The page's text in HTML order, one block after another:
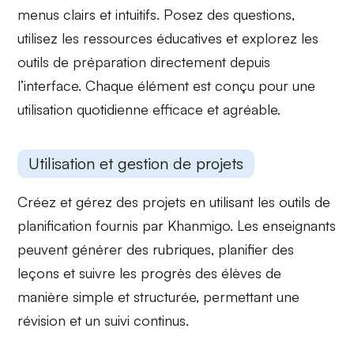
menus clairs et intuitifs. Posez des questions,
utilisez les ressources éducatives et explorez les
outils de préparation directement depuis
l’interface. Chaque élément est conçu pour une
utilisation quotidienne efficace et agréable.
Utilisation et gestion de projets
Créez et gérez des projets en utilisant lesoutils de
planification fournis par Khanmigo. Les enseignants
peuvent générer des rubriques, planifier des
leçons etsuivre les progrès des élèves de
manière simple et structurée, permettant une
révision et un suivi continus.